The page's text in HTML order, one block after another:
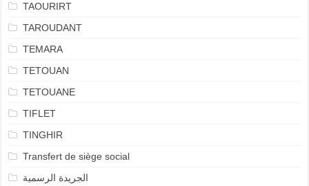
TAOURIRT
TAROUDANT
TEMARA
TETOUAN
TETOUANE
TIFLET
TINGHIR
Transfert de siège social
الجريدة الرسمية